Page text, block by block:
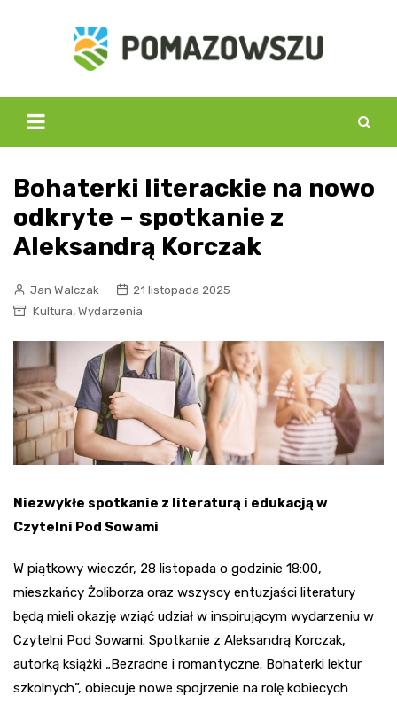
Bohaterki literackie na nowo
odkryte – spotkanie z
Aleksandrą Korczak
Jan Walczak
21 listopada 2025
Kultura, Wydarzenia
Niezwykłe spotkanie z literaturą i edukacją w
Czytelni Pod Sowami
W piątkowy wieczór, 28 listopada o godzinie 18:00,
mieszkańcy Żoliborza oraz wszyscy entuzjaści literatury
będą mieli okazję wziąć udział w inspirującym wydarzeniu w
Czytelni Pod Sowami. Spotkanie z Aleksandrą Korczak,
autorką książki „Bezradne i romantyczne. Bohaterki lektur
szkolnych”, obiecuje nowe spojrzenie na rolę kobiecych